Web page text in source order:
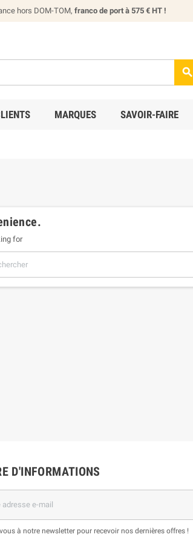
hors DOM-TOM, franco de port à 575 € HT !

MARQUES SAVOIR-FAIRE
for
D'INFORMATIONS
à notre newsletter pour recevoir nos dernières offres !